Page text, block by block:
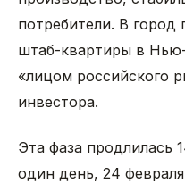
потребители. В город
штаб-квартиры в
«лицом российского
инвестора.
Эта фаза продлилась
один день, 24